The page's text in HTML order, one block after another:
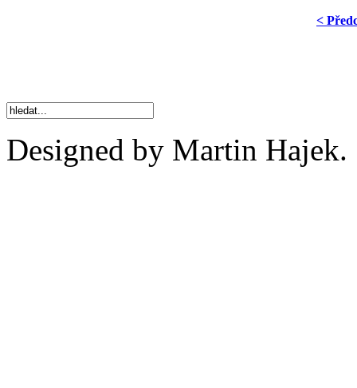
<
Designed by Martin Hajek.